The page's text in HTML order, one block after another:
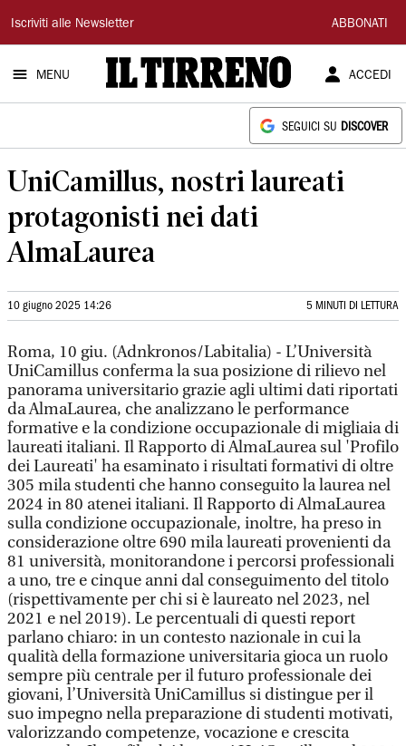
Il
Tirreno
Iscriviti alle Newsletter ABBONATI
MENU ACCEDI
SEGUICI SU DISCOVER
UniCamillus, nostri laureati
protagonisti nei dati
AlmaLaurea
10 giugno 2025 14:26 5 MINUTI DI LETTURA
Roma, 10 giu. (Adnkronos/Labitalia) - L’Università
UniCamillus conferma la sua posizione di rilievo nel
panorama universitario grazie agli ultimi dati riportati
da AlmaLaurea, che analizzano le performance
formative e la condizione occupazionale di migliaia di
laureati italiani. Il Rapporto di AlmaLaurea sul 'Profilo
dei Laureati' ha esaminato i risultati formativi di oltre
305 mila studenti che hanno conseguito la laurea nel
2024 in 80 atenei italiani. Il Rapporto di AlmaLaurea
sulla condizione occupazionale, inoltre, ha preso in
considerazione oltre 690 mila laureati provenienti da
81 università, monitorandone i percorsi professionali
a uno, tre e cinque anni dal conseguimento del titolo
(rispettivamente per chi si è laureato nel 2023, nel
2021 e nel 2019). Le percentuali di questi report
parlano chiaro: in un contesto nazionale in cui la
qualità della formazione universitaria gioca un ruolo
sempre più centrale per il futuro professionale dei
giovani, l’Università UniCamillus si distingue per il
suo impegno nella preparazione di studenti motivati,
valorizzando competenze, vocazione e crescita